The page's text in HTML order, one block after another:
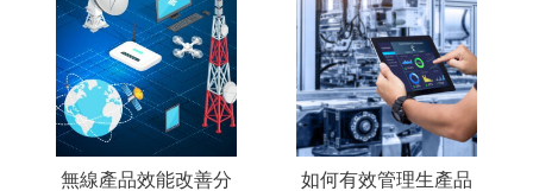
無線產品效能改善分
如何有效管理生產品